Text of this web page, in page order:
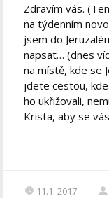
Zdravím vás.
na týdenním
jsem do
napsat… (dnes
na místě, kde se
jdete cestou,
ho ukřižovali,
Krista, aby se
11.1. 2017